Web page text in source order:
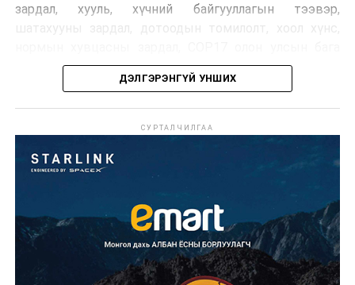
зардал, хууль, хүчний байгууллагын тээвэр,
хурлын зардал, Засгийн газрын өр, орон нутгийн нөөц
хөрөнгийн санхүүжилтийг хэвийн үргэлжлүүлэхээр
шийдвэрлэжээ.
Харин дараах зардлыг хязгаарлахаар болсон байна.
Үүнд:
Олон улсын болон Засгийн газрын
шийдвэртэйгээс бусад хурал, зөвлөгөөн, ой,
тэмдэглэлт өдөр, найр наадам, соёлын арга
Урьдчилан төлөвлөсөн төрийн өндөр албан
ДЭЛГЭРЭНГҮЙ УНШИХ
СУРТАЛЧИЛГАА